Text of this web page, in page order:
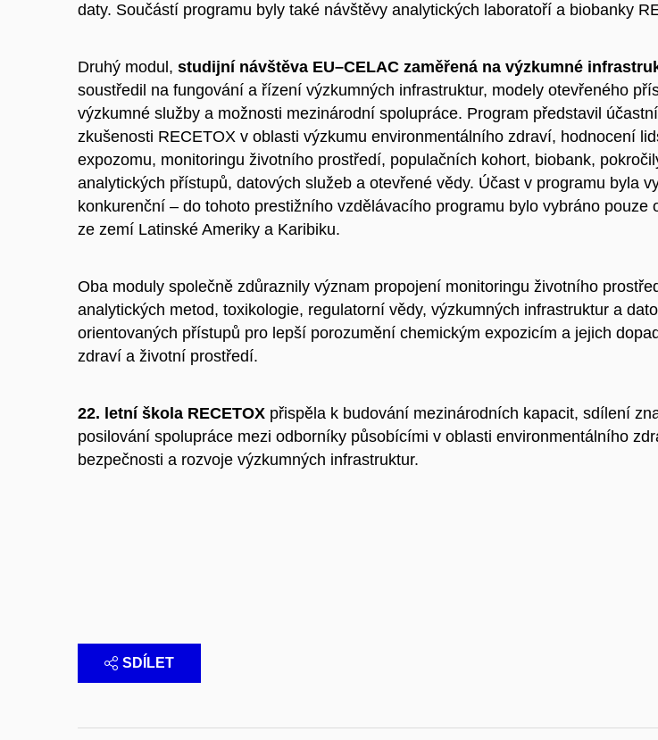
daty. Součástí programu byly také návštěvy analytických laboratoří a biobanky
Druhý modul, studijní návštěva EU–CELAC zaměřená na výzkumné
soustředil na fungování a řízení výzkumných infrastruktur, modely otevřeného
výzkumné služby a možnosti mezinárodní spolupráce. Program představil
zkušenosti RECETOX v oblasti výzkumu environmentálního zdraví, hodnocení
expozomu, monitoringu životního prostředí, populačních kohort, biobank,
analytických přístupů, datových služeb a otevřené vědy. Účast v programu byla
konkurenční – do tohoto prestižního vzdělávacího programu bylo vybráno pouze
ze zemí Latinské Ameriky a Karibiku.
Oba moduly společně zdůraznily význam propojení monitoringu životního
analytických metod, toxikologie, regulatorní vědy, výzkumných infrastruktur a
orientovaných přístupů pro lepší porozumění chemickým expozicím a jejich
zdraví a životní prostředí.
22. letní škola RECETOX přispěla k budování mezinárodních kapacit, sdílení
posilování spolupráce mezi odborníky působícími v oblasti environmentálního
bezpečnosti a rozvoje výzkumných infrastruktur.
SDÍLET